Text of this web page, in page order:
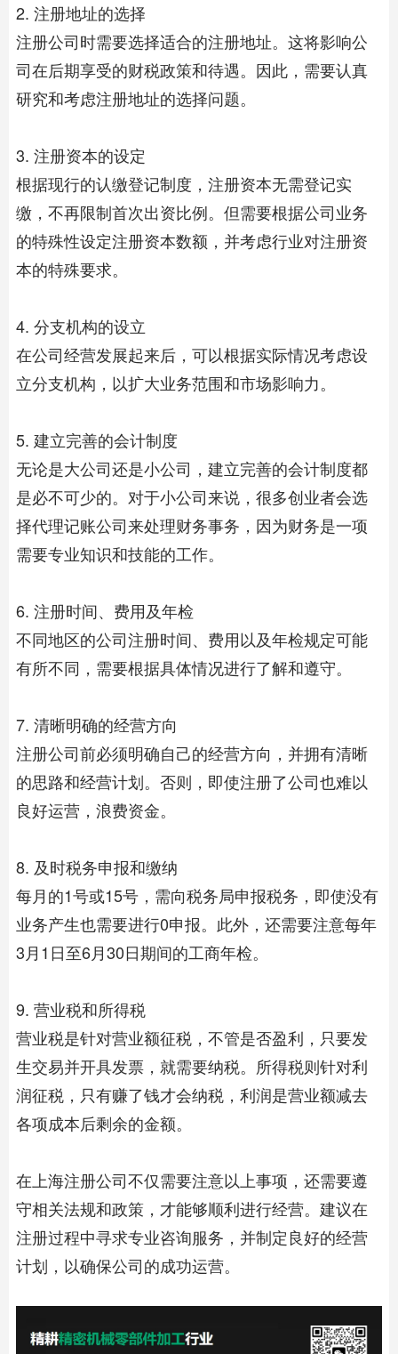
2. 注册地址的选择
注册公司时需要选择适合的注册地址。这将影响公
司在后期享受的财税政策和待遇。因此，需要认真
研究和考虑注册地址的选择问题。
3. 注册资本的设定
根据现行的认缴登记制度，注册资本无需登记实
缴，不再限制首次出资比例。但需要根据公司业务
的特殊性设定注册资本数额，并考虑行业对注册资
本的特殊要求。
4. 分支机构的设立
在公司经营发展起来后，可以根据实际情况考虑设
立分支机构，以扩大业务范围和市场影响力。
5. 建立完善的会计制度
无论是大公司还是小公司，建立完善的会计制度都
是必不可少的。对于小公司来说，很多创业者会选
择代理记账公司来处理财务事务，因为财务是一项
需要专业知识和技能的工作。
6. 注册时间、费用及年检
不同地区的公司注册时间、费用以及年检规定可能
有所不同，需要根据具体情况进行了解和遵守。
7. 清晰明确的经营方向
注册公司前必须明确自己的经营方向，并拥有清晰
的思路和经营计划。否则，即使注册了公司也难以
良好运营，浪费资金。
8. 及时税务申报和缴纳
每月的1号或15号，需向税务局申报税务，即使没有
业务产生也需要进行0申报。此外，还需要注意每年
3月1日至6月30日期间的工商年检。
9. 营业税和所得税
营业税是针对营业额征税，不管是否盈利，只要发
生交易并开具发票，就需要纳税。所得税则针对利
润征税，只有赚了钱才会纳税，利润是营业额减去
各项成本后剩余的金额。
在 上海注册公司不仅需要注意以上事项，还需要遵
守相关法规和政策，才能够顺利进行经营。建议在
注册过程中寻求专业咨询服务，并制定良好的经营
计划，以确保公司的成功运营。